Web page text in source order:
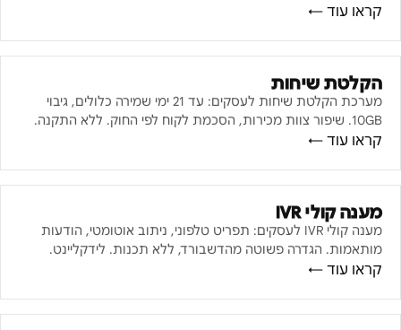
קראו עוד ←
הקלטת שיחות
מערכת הקלטת שיחות לעסקים: עד 21 ימי שמירה כלולים, גיבוי
10GB. שיפור צוות מכירות, הסכמת לקוח לפי החוק. ללא התקנה.
קראו עוד ←
מענה קולי IVR
מענה קולי IVR לעסקים: תפריט טלפוני, ניתוב אוטומטי, הודעות
מותאמות. הגדרה פשוטה מהדשבורד, ללא תכנות. לידקליינט.
קראו עוד ←